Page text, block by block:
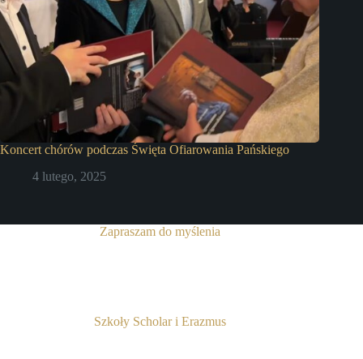
Koncert chórów podczas Święta Ofiarowania Pańskiego
4 lutego, 2025
Zapraszam do myślenia
Szkoły Scholar i Erazmus